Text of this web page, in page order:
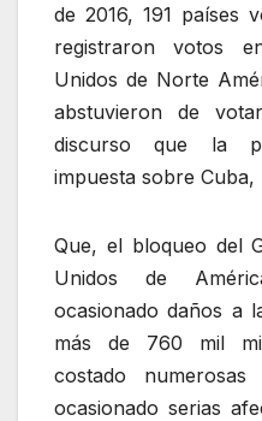
de 2016, 191 países
registraron votos
Unidos de Norte
abstuvieron de
discurso que la
impuesta sobre
Que, el bloqueo del
Unidos de
ocasionado daños a
más de 760 mil
costado
ocasionado serias